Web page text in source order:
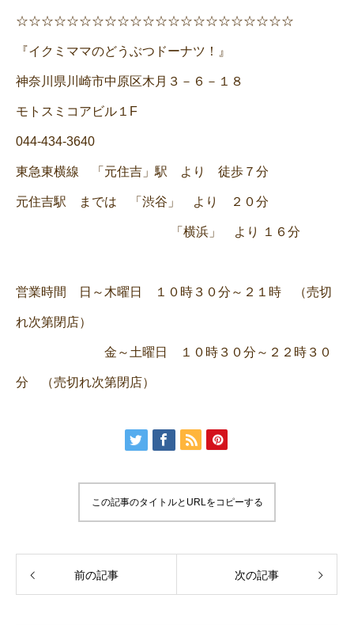
☆☆☆☆☆☆☆☆☆☆☆☆☆☆☆☆☆☆☆☆☆☆
『イクミママのどうぶつドーナツ！』
神奈川県川崎市中原区木月３－６－１８
モトスミコアビル１F
044-434-3640
東急東横線 「元住吉」駅 より 徒歩７分
元住吉駅 までは 「渋谷」 より ２０分
「横浜」 より １６分
営業時間 日～木曜日 １０時３０分～２１時 （売切
れ次第閉店）
金～土曜日 １０時３０分～２２時３０
分 （売切れ次第閉店）
この記事のタイトルとURLをコピーする
前の記事 次の記事